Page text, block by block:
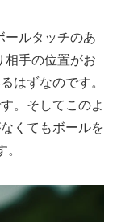
ールタッチのあ
相手の位置がお
はずなのです。
。そしてこのよ
くてもボールを